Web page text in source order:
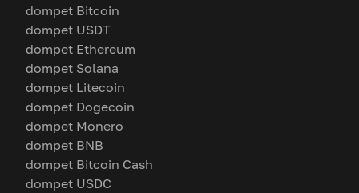
dompet Bitcoin
dompet USDT
dompet Ethereum
dompet Solana
dompet Litecoin
dompet Dogecoin
dompet Monero
dompet BNB
dompet Bitcoin Cash
dompet USDC